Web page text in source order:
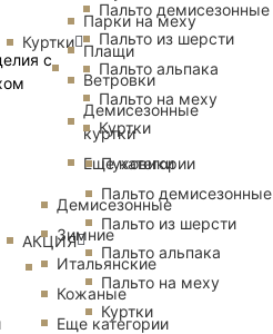
с
Парки на меху
Плащи
Ветровки
Демисезонные
куртки
Еще категории
Демисезонные
Зимние
Итальянские
Кожаные
Еще категории
Куртки
Пальто демисезонные
Пальто из шерсти
Пальто альпака
Пальто на меху
Куртки
АКЦИЯ
Пуховики
Пальто демисезонные
Пальто из шерсти
Пальто альпака
Пальто на меху
Куртки